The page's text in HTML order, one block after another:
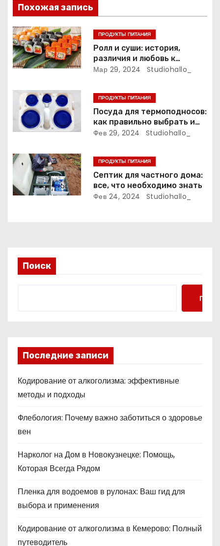
и
я
п
о
з
а
п
и
я
Похожая запись
ПРОДУКТЫ ПИТАНИЯ
Ролл и суши: история,
различия и любовь к
японской кухне
Мар 29, 2024 Studiohallo_
ПРОДУКТЫ ПИТАНИЯ
Посуда для термоподносов:
как правильно выбрать и
использовать
Фев 29, 2024 Studiohallo_
ПРОДУКТЫ ПИТАНИЯ
Септик для частного дома:
все, что необходимо знать
Фев 24, 2024 Studiohallo_
Поиск
Поиск
Последние записи
Кодирование от алкоголизма: эффективные
методы и подходы
Флебология: Почему важно заботиться о здоровье
вен
Нарколог на Дом в Новокузнецке: Помощь,
Которая Всегда Рядом
Пленка для водоемов в рулонах: Ваш гид для
выбора и применения
Кодирование от алкоголизма в Кемерово: Полный
путеводитель